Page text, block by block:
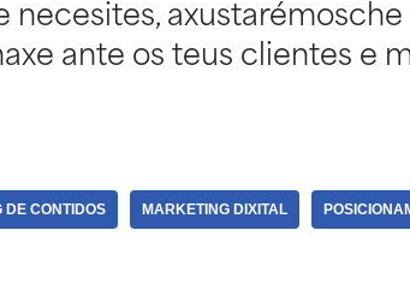
necesites, axustarémosche
ante os teus clientes e
DE CONTIDOS MARKETING DIXITAL